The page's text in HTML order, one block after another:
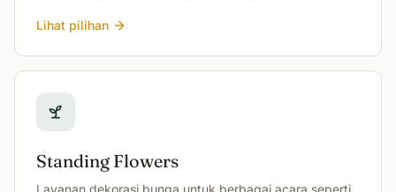
Lihat pilihan
Standing Flowers
Layanan dekorasi bunga untuk berbagai acara seperti